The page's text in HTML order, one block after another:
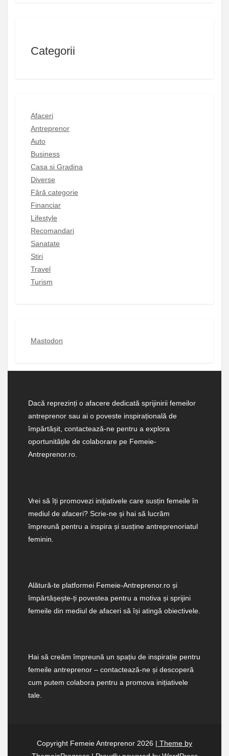
Categorii
Afaceri
Antreprenor
Auto
Business
Casa si Gradina
Diverse
Fără categorie
Financiar
Lifestyle
Recomandari
Sanatate
Stiri
Travel
Turism
Mastodon
Dacă reprezinți o afacere dedicată sprijinirii femeilor
antreprenor sau ai o poveste inspirațională de
împărtășit, contactează-ne pentru a explora
oportunitățile de colaborare pe Femeie-
Antreprenor.ro.
Vrei să îți promovezi inițiativele care susțin femeile în
mediul de afaceri? Scrie-ne și hai să lucrăm
împreună pentru a inspira și susține antreprenoriatul
feminin.
Alătură-te platformei Femeie-Antreprenor.ro și
împărtășește-ți povestea pentru a motiva și sprijini
femeile din mediul de afaceri să își atingă obiectivele.
Hai să creăm împreună un spațiu de inspirație pentru
femeile antreprenor – contactează-ne și descoperă
cum putem colabora pentru a promova inițiativele
tale.
Copyright Femeie Antreprenor 2026 | Theme by